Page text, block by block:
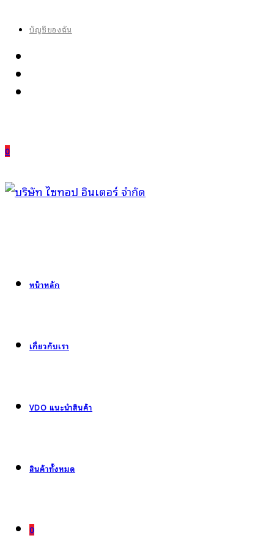
บัญชีของฉัน
0
หน้าหลัก
เกี่ยวกับเรา
VDO แนะนำสินค้า
สินค้าทั้งหมด
0